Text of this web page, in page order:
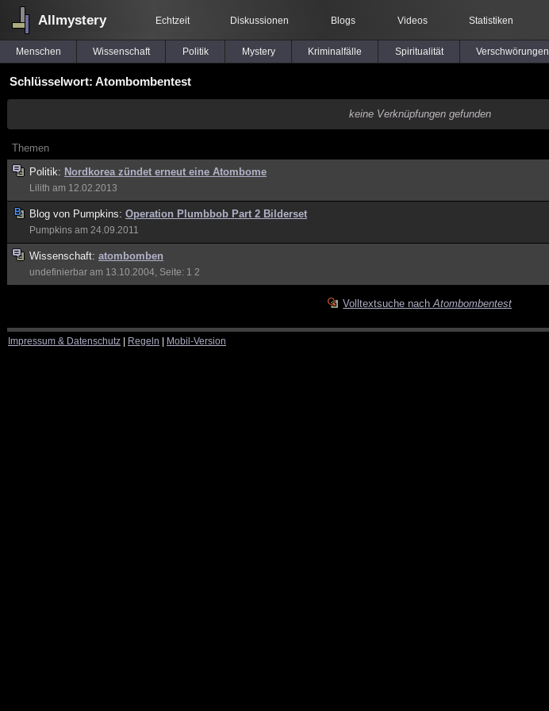
Allmystery Echtzeit Diskussionen Blogs Videos Statistiken
Menschen Wissenschaft Politik Mystery Kriminalfälle Spiritualität Verschwörungen
Schlüsselwort: Atombombentest
keine Verknüpfungen gefunden
Themen
Politik: Nordkorea zündet erneut eine Atombome
Lilith am 12.02.2013
Blog von Pumpkins: Operation Plumbbob Part 2 Bilderset
Pumpkins am 24.09.2011
Wissenschaft: atombomben
undefinierbar am 13.10.2004, Seite: 1 2
Volltextsuche nachAtombombentest
Impressum & Datenschutz Regeln Mobil-Version